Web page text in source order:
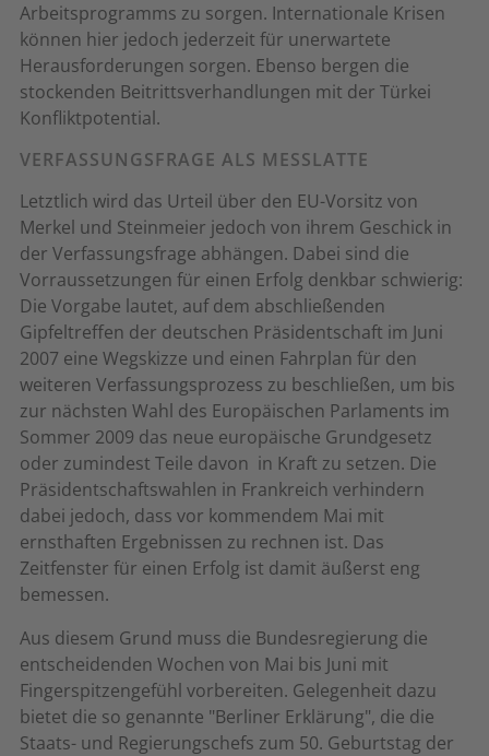
Arbeitsprogramms zu sorgen. Internationale Krisen
können hier jedoch jederzeit für unerwartete
Herausforderungen sorgen. Ebenso bergen die
stockenden Beitrittsverhandlungen mit der Türkei
Konfliktpotential.
VERFASSUNGSFRAGE ALS MESSLATTE
Letztlich wird das Urteil über den EU-Vorsitz von
Merkel und Steinmeier jedoch von ihrem Geschick in
der Verfassungsfrage abhängen. Dabei sind die
Vorraussetzungen für einen Erfolg denkbar schwierig:
Die Vorgabe lautet, auf dem abschließenden
Gipfeltreffen der deutschen Präsidentschaft im Juni
2007 eine Wegskizze und einen Fahrplan für den
weiteren Verfassungsprozess zu beschließen, um bis
zur nächsten Wahl des Europäischen Parlaments im
Sommer 2009 das neue europäische Grundgesetz 
oder zumindest Teile davon  in Kraft zu setzen. Die
Präsidentschaftswahlen in Frankreich verhindern
dabei jedoch, dass vor kommendem Mai mit
ernsthaften Ergebnissen zu rechnen ist. Das
Zeitfenster für einen Erfolg ist damit äußerst eng
bemessen.
Aus diesem Grund muss die Bundesregierung die
entscheidenden Wochen von Mai bis Juni mit
Fingerspitzengefühl vorbereiten. Gelegenheit dazu
bietet die so genannte "Berliner Erklärung", die die
Staats- und Regierungschefs zum 50. Geburtstag der